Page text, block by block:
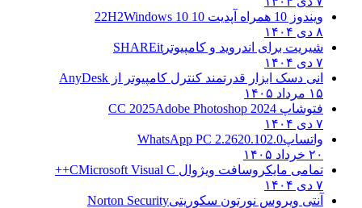
ویندوز 10 همراه آپدیت 10 22H2
Windows 10
شیریت برای اندروید و کامپیوترSHAREit
انی دسک ابزار قدرتمند کنترل کامپیوتر ازAnyDesk
فتوشاپ CC 2025Adobe Photoshop 2024
واتساپWhatsApp PC 2.2620.102.0
تمامی مایکروسافت ویژوال CMicrosoft Visual C++
آنتی ویروس نورتون سکوریتیNorton Security